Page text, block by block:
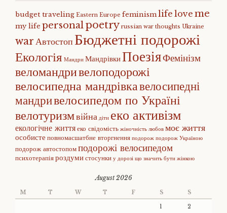
budget traveling Eastern Europe feminismlife love me
my life personalpoetry russian war thoughts Ukraine
warАвтостопБюджетні подорожі
Екологія Мандри МандрівкиПоезіяФемінізм
веломандривелоподорожі
велосипедна мандрівкавелосипедні
мандривелосипедом по Україні
велотуризмвійна діти еко активізм
екологічне життяеко свідомість жіночність любов моє життя
особисте повномасшатбне вторгнення подорож подорож Україною
подорож автостопомподорожі велосипедом
психотерапіяроздумистосунки у дорозі що значить бути жінкою
August 2026
M T W T F S S
1 2